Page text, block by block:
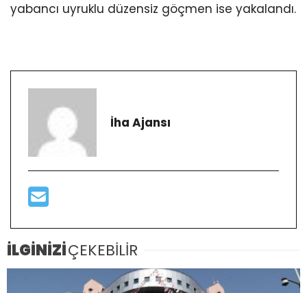
yabancı uyruklu düzensiz göçmen ise yakalandı.
İha Ajansı
İLGİNİZİÇEKEBİLİR